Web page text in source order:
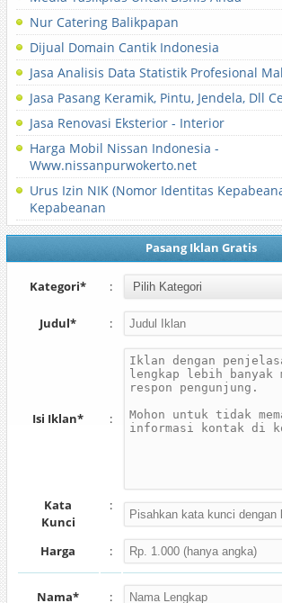
Nur Catering Balikpapan
Dijual Domain Cantik Indonesia
Jasa Analisis Data Statistik Profesional
Jasa Pasang Keramik, Pintu, Jendela, Dll
Jasa Renovasi Eksterior - Interior
Harga Mobil Nissan Indonesia -
Www.nissanpurwokerto.net
Urus Izin NIK (Nomor Identitas
Kepabeanan
Pasang Iklan Gratis
Kategori* :
Judul* :
Isi Iklan* :
Kata
Kunci
:
Harga :
Nama* :